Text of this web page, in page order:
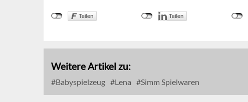
Weitere Artikel zu:
Babyspielzeug Lena Simm Spielwaren